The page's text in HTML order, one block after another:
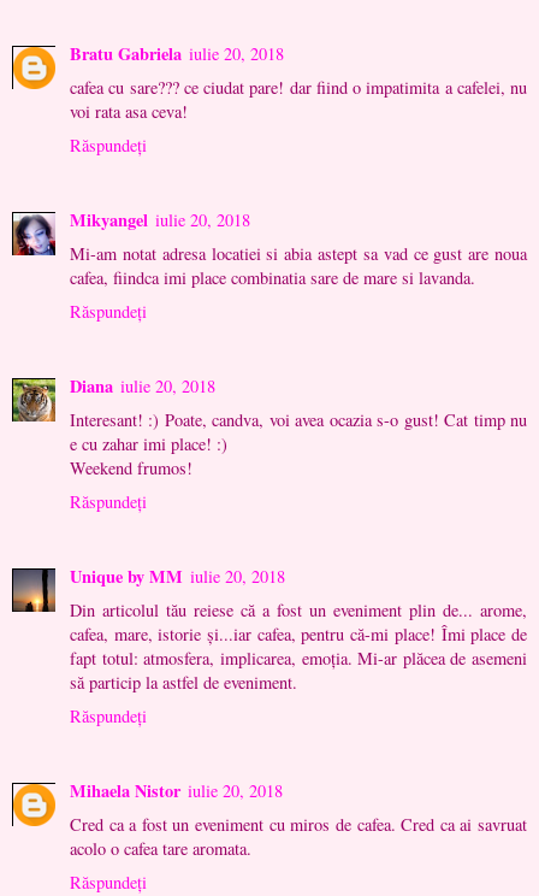
Bratu Gabriela iulie 20, 2018
cafea cu sare??? ce ciudat pare! dar fiind o impatimita a cafelei, nu
voi rata asa ceva!
Răspundeți
Mikyangel iulie 20, 2018
Mi-am notat adresa locatiei si abia astept sa vad ce gust are noua
cafea, fiindca imi place combinatia sare de mare si lavanda.
Răspundeți
Diana iulie 20, 2018
Interesant! :) Poate, candva, voi avea ocazia s-o gust! Cat timp nu
e cu zahar imi place! :)
Weekend frumos!
Răspundeți
Unique by MM iulie 20, 2018
Din articolul tău reiese că a fost un eveniment plin de... arome,
cafea, mare, istorie și...iar cafea, pentru că-mi place! Îmi place de
fapt totul: atmosfera, implicarea, emoția. Mi-ar plăcea de asemeni
să particip la astfel de eveniment.
Răspundeți
Mihaela Nistor iulie 20, 2018
Cred ca a fost un eveniment cu miros de cafea. Cred ca ai savruat
acolo o cafea tare aromata.
Răspundeți